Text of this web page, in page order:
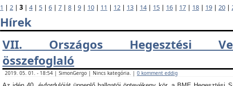
1 | 2 | 3 | 4| 5 | 6 | 7 | 8 | 9 | 10 | 11 | 12 | 13 | 14| 15 | 16 | 17 | 18 | 19 | 20 |
Hírek
VII. Országos Hegesztési
összefoglaló
2019. 05. 01. - 18:54 | SimonGergo | Nincs kategória. | 0 komment eddig